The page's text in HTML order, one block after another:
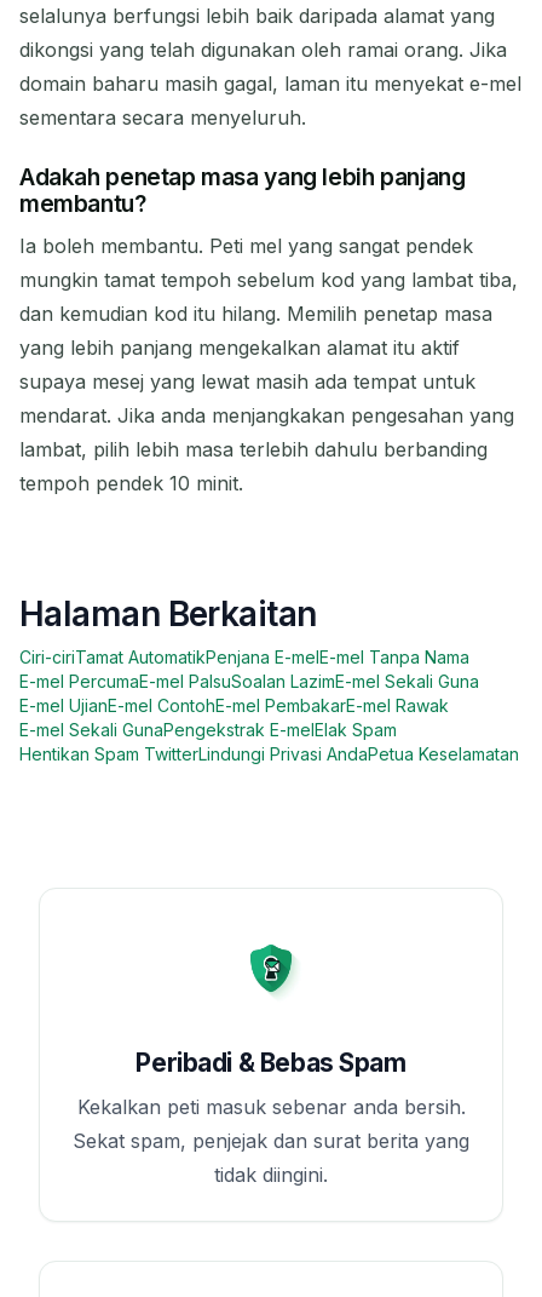
selalunya berfungsi lebih baik daripada alamat yang
dikongsi yang telah digunakan oleh ramai orang. Jika
domain baharu masih gagal, laman itu menyekat e-mel
sementara secara menyeluruh.
Adakah penetap masa yang lebih panjang
membantu?
Ia boleh membantu. Peti mel yang sangat pendek
mungkin tamat tempoh sebelum kod yang lambat tiba,
dan kemudian kod itu hilang. Memilih penetap masa
yang lebih panjang mengekalkan alamat itu aktif
supaya mesej yang lewat masih ada tempat untuk
mendarat. Jika anda menjangkakan pengesahan yang
lambat, pilih lebih masa terlebih dahulu berbanding
tempoh pendek 10 minit.
Halaman Berkaitan
Ciri-ciriTamat AutomatikPenjana E-melE-mel Tanpa Nama
E-mel PercumaE-mel PalsuSoalan LazimE-mel Sekali Guna
E-mel UjianE-mel ContohE-mel PembakarE-mel Rawak
E-mel Sekali GunaPengekstrak E-melElak Spam
Hentikan Spam TwitterLindungi Privasi AndaPetua Keselamatan
Peribadi & Bebas Spam
Kekalkan peti masuk sebenar anda bersih.
Sekat spam, penjejak dan surat berita yang
tidak diingini.